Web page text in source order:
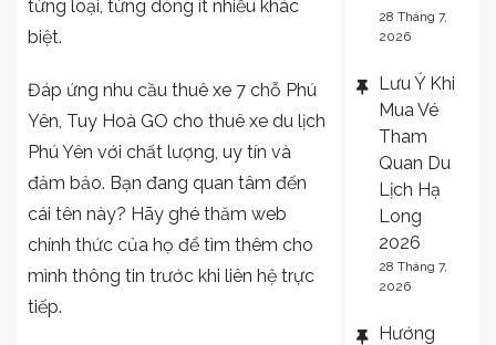
từng loại, từng dòng ít nhiều khác
biệt.
Đáp ứng nhu cầu thuê xe 7 chỗ Phú
Yên, Tuy Hoà GO cho thuê xe du lịch
Phú Yên với chất lượng, uy tín và
đảm bảo. Bạn đang quan tâm đến
cái tên này? Hãy ghé thăm web
chính thức của họ để tìm thêm cho
mình thông tin trước khi liên hệ trực
tiếp.
28 Tháng 7,
2026
Lưu Ý Khi
Mua Vé
Tham
Quan Du
Lịch Hạ
Long
2026
28 Tháng 7,
2026
Hướng